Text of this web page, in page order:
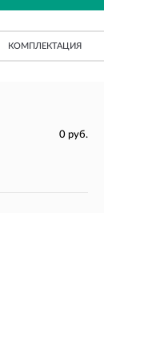
КОМПЛЕКТАЦИЯ
0 руб.